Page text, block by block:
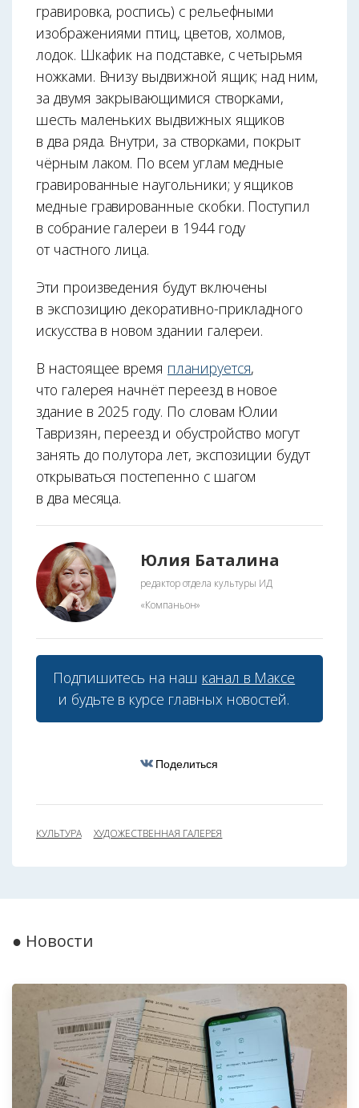
гравировка, роспись) с рельефными
изображениями птиц, цветов, холмов,
лодок. Шкафик на подставке, с четырьмя
ножками. Внизу выдвижной ящик; над ним,
за двумя закрывающимися створками,
шесть маленьких выдвижных ящиков
в два ряда. Внутри, за створками, покрыт
чёрным лаком. По всем углам медные
гравированные наугольники; у ящиков
медные гравированные скобки. Поступил
в собрание галереи в 1944 году
от частного лица.
Эти произведения будут включены
в экспозицию декоративно-прикладного
искусства в новом здании галереи.
В настоящее время планируется,
что галерея начнёт переезд в новое
здание в 2025 году. По словам Юлии
Тавризян, переезд и обустройство могут
занять до полутора лет, экспозиции будут
открываться постепенно с шагом
в два месяца.
Юлия Баталина
редактор отдела культуры ИД
«Компаньон»
Подпишитесь на наш канал в Максе
и будьте в курсе главных новостей.
Поделиться
КУЛЬТУРА ХУДОЖЕСТВЕННАЯ ГАЛЕРЕЯ
● Новости